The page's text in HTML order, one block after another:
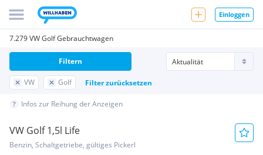
Einloggen
7.279 VW Golf Gebrauchtwagen
VW Golf Filter zurücksetzen
Filtern
Infos zur Reihung der Anzeigen
VW Golf 1,5l Life
Benzin, Schaltgetriebe, gültiges Pickerl